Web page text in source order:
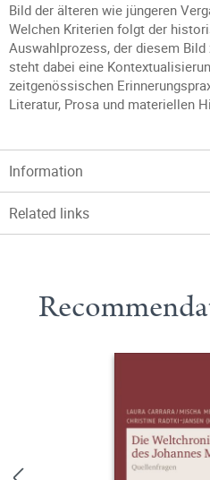
Bild der älteren wie jüngeren
Welchen Kriterien folgt der
Auswahlprozess, der diesem
steht dabei eine
zeitgenössischen
Literatur, Prosa und materiellen
Information
Related links